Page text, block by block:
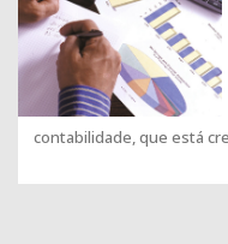
contabilidade, que está